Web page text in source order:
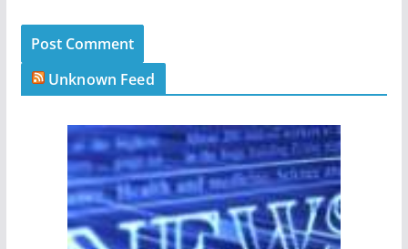
Unknown Feed